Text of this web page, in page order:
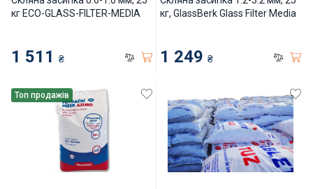
Сходи, душі і поручні
Атракціони для відпочинку
Автоматична очистка
Збірні басейни
кг ECO-GLASS-FILTER-MEDIA
1 511 ₴
кг, GlassBerk Glass Filter Media
1 249 ₴
Топ продажів